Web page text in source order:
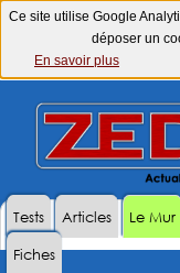
Ce site utilise Google
déposer un
En savoir plus
Tests Articles Le Mur
Fiches